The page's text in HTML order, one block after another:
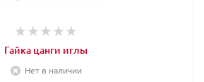
Гайка цанги иглы
Нет в наличии